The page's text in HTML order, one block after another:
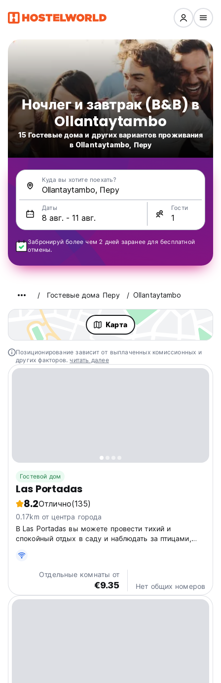
Ночлег и завтрак (B&B) в
Ollantaytambo
15 Гостевые дома и других вариантов проживания
в Ollantaytambo, Перу
Куда вы хотите поехать?
Даты Гости
Забронируй более чем 2 дней заранее для бесплатной
отмены.
Гостевые дома Перу Ollantaytambo
Kарта
Позиционирование зависит от выплаченных комиссионных и
других факторов. читать далее
Гостевой дом
Las Portadas
8.2Отлично(135)
0.17km от центра города
В Las Portadas вы можете провести тихий и
спокойный отдых в саду и наблюдать за птицами,
Отдельные комнаты от
€9.35 Нет общих номеров